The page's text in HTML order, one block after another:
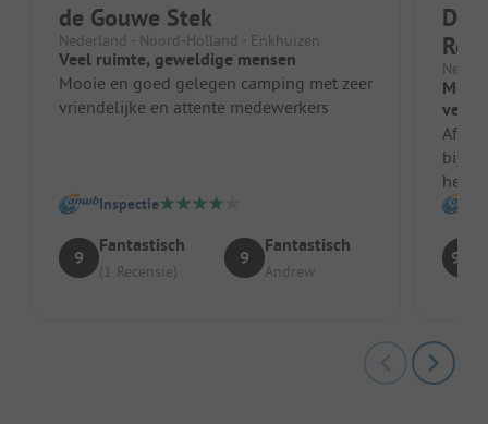
de Gouwe Stek
Nederland - Noord-Holland - Enkhuizen
Veel ruimte, geweldige mensen
Mooie en goed gelegen camping met zeer
vriendelijke en attente medewerkers
Inspectie
9
Fantastisch
(1 Recensie)
9
Fantastisch
Andrew
bij de
9.3